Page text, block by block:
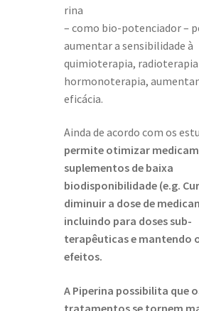
rina
– como bio-potenciador –
aumentar a sensibilidade à
quimioterapia, radioterapia
hormonoterapia,
eficácia.
Ainda de acordo com os
permite otimizar
suplementos de baixa
biodisponibilidade (e.g.
diminuir a dose de
incluindo para doses sub-
terapêuticas e mantendo
efeitos.
A Piperina possibilita que